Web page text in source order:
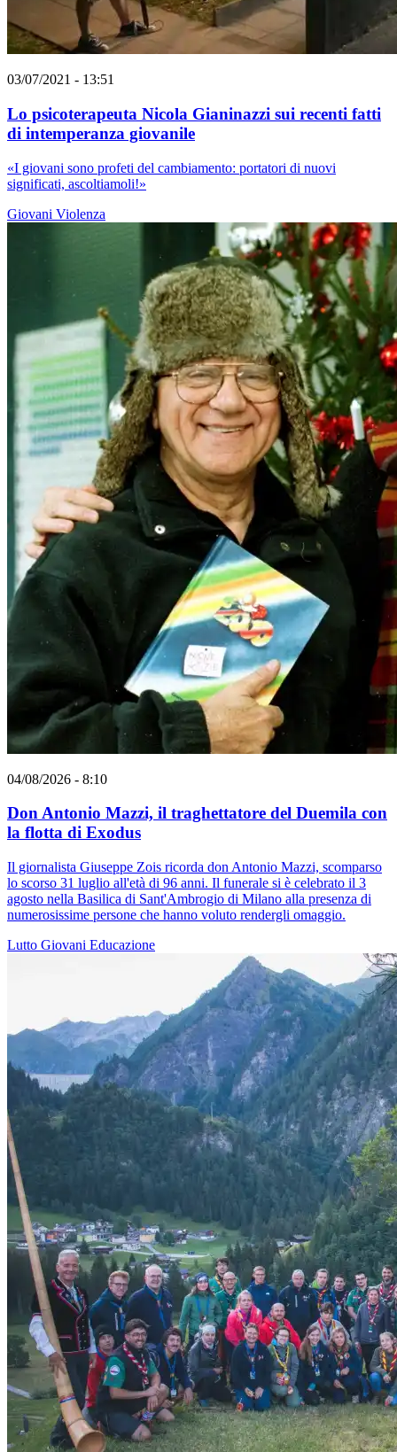
03/07/2021 - 13:51
Lo psicoterapeuta Nicola Gianinazzi sui recenti fatti
di intemperanza giovanile
«I giovani sono profeti del cambiamento: portatori di nuovi
significati, ascoltiamoli!»
Giovani Violenza
04/08/2026 - 8:10
Don Antonio Mazzi, il traghettatore del Duemila con
la flotta di Exodus
Il giornalista Giuseppe Zois ricorda don Antonio Mazzi, scomparso
lo scorso 31 luglio all'età di 96 anni. Il funerale si è celebrato il 3
agosto nella Basilica di Sant'Ambrogio di Milano alla presenza di
numerosissime persone che hanno voluto rendergli omaggio.
Lutto Giovani Educazione